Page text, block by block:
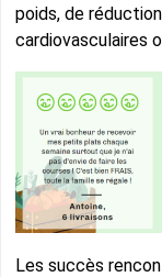
poids, de
cardiovasculaires
Les succès